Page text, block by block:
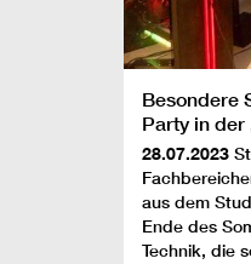
Besondere
Party in der
28.07.2023
aus dem
Ende des
Technik, die